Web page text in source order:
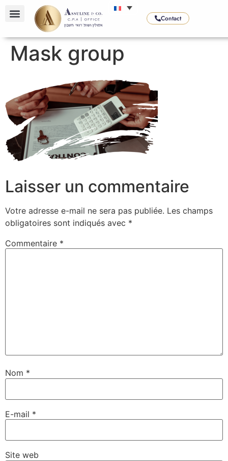
Contact
Mask group
Laisser un commentaire
Votre adresse e-mail ne sera pas publiée. Les champs
obligatoires sont indiqués avec *
Commentaire *
Nom *
E-mail *
Site web